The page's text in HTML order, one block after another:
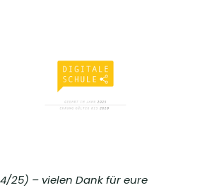
25) – vielen Dank für eure